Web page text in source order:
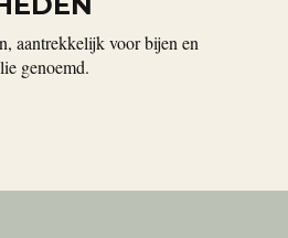
aantrekkelijk voor bijen en
genoemd.